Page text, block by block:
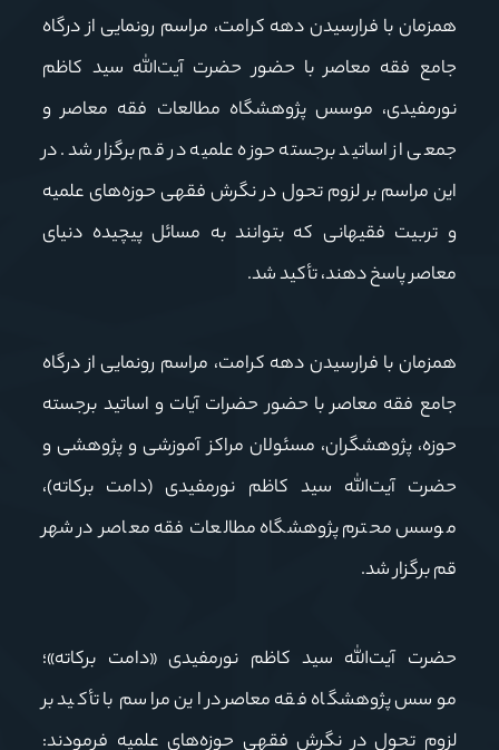
همزمان با فرارسیدن دهه کرامت، مراسم رونمایی از درگاه
جامع فقه معاصر با حضور حضرت آیت‌الله سید کاظم
نورمفیدی، موسس پژوهشگاه مطالعات فقه معاصر و
جمعی از اساتید برجسته حوزه علمیه در قم برگزار شد. در
این مراسم بر لزوم تحول در نگرش فقهی حوزه‌های علمیه
و تربیت فقیهانی که بتوانند به مسائل پیچیده دنیای
معاصر پاسخ دهند، تأکید شد.
همزمان با فرارسیدن دهه کرامت، مراسم رونمایی از درگاه
جامع فقه معاصر با حضور حضرات آیات و اساتید برجسته
حوزه، پژوهشگران، مسئولان مراکز آموزشی و پژوهشی و
حضرت آیت‌الله سید کاظم نورمفیدی (دامت برکاته)،
موسس محترم پژوهشگاه مطالعات فقه معاصر در شهر
قم برگزار شد.
حضرت آیت‌الله سید کاظم نورمفیدی «دامت برکاته»؛
موسس پژوهشگاه فقه معاصردر این مراسم با تأکید بر
لزوم تحول در نگرش فقهی حوزه‌های علمیه فرمودند: